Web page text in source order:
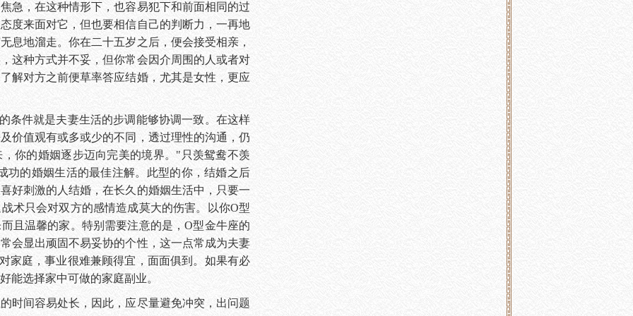
急，在这种情形下，也容易犯下和前面相同的过
度来面对它，但也要相信自己的判断力，一再地
息地溜走。你在二十五岁之后，便会接受相亲，
这种方式并不妥，但你常会因介周围的人或者对
解对方之前便草率答应结婚，尤其是女性，更应
件就是夫妻生活的步调能够协调一致。在这样
价值观有或多或少的不同，透过理性的沟通，仍
你的婚姻逐步迈向完美的境界。"只羡鸳鸯不羡
功的婚姻生活的最佳注解。此型的你，结婚之后
好刺激的人结婚，在长久的婚姻生活中，只要一
术只会对双方的感情造成莫大的伤害。以你O型
且温馨的家。特别需要注意的是，O型金牛座的
会显出顽固不易妥协的个性，这一点常成为夫妻
家庭，事业很难兼顾得宜，面面俱到。如果有必
能选择家中可做的家庭副业。
时间容易处长，因此，应尽量避免冲突，出问题